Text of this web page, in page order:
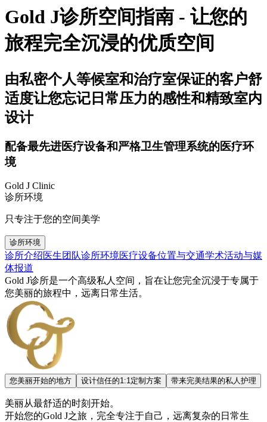
Gold J诊所空间指南 - 让您的
旅程完全沉浸的优质空间
由私密个人等候室和治疗室保证的客户舒
适度让您忘记日常压力的感性和精致室内
设计
配备最先进医疗设备和严格卫生管理系统的医疗环
境
Gold J Clinic
诊所环境
只专注于您的空间美学
诊所环境
诊所介绍医生团队诊所环境医疗设备位置与交通学术活动与媒
体报道
Gold J诊所是一个高级私人空间，旨在让您完全沉浸于专属于
您美丽的旅程中，远离日常生活。
您美丽开始的地方 设计信任的1:1定制方案 带来完美结果的私人护理
美丽从最舒适的时刻开始。
开始您的Gold J之旅，完全专注于自己，远离复杂的日常生